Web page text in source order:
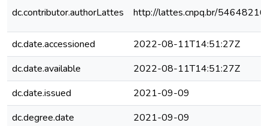
dc.contributor.authorLattes http://lattes.cnpq.br/
dc.date.accessioned
2022-08-11T14:51:27Z
dc.date.available
2022-08-11T14:51:27Z
dc.date.issued
2021-09-09
dc.degree.date
2021-09-09